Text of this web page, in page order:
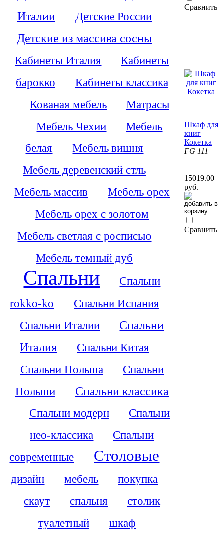
Италии
Детские России
Детские из массива сосны
Кабинеты Италия
Кабинеты
барокко
Кабинеты классика
Кованая мебель
Матрасы
Мебель Чехии
Мебель
белая
Мебель вишня
Мебель деревенский стль
Мебель массив
Мебель орех
Мебель орех с золотом
Мебель светлая с росписью
Мебель темный дуб
Спальни
Спальни
rokko-ko
Спальни Испания
Спальни Италии
Спальни
Италия
Спальни Китая
Спальни Польша
Спальни
Польши
Спальни классика
Спальни модерн
Спальни
нео-классика
Спальни
современные
Столовые
дизайн мебель
покупка
скаут
спальня
столик
туалетный
шкаф
Сравнить
Шкаф для
книг
Кокетка
FG 111
15019.00
руб.
Сравнить